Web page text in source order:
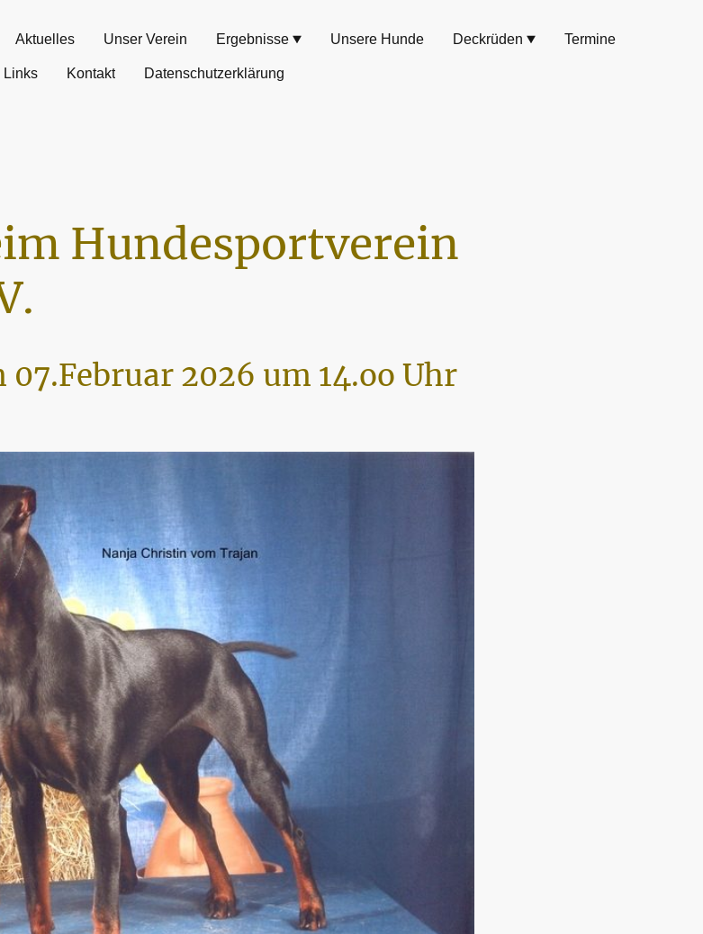
Aktuelles Unser Verein Ergebnisse Unsere Hunde Deckrüden Termine
Links Kontakt Datenschutzerklärung
Hundesportverein
2026 um 14.oo Uhr